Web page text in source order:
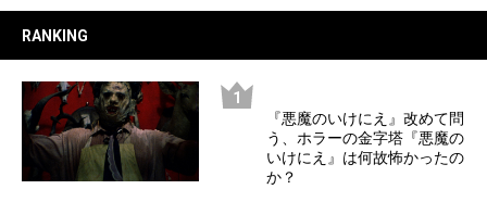
RANKING
『悪魔のいけにえ』改めて問
う、ホラーの金字塔『悪魔の
いけにえ』は何故怖かったの
か？